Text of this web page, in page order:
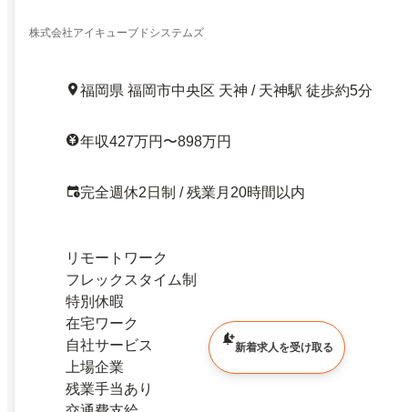
株式会社アイキューブドシステムズ
福岡県 福岡市中央区 天神 / 天神駅 徒歩約5分
年収427万円〜898万円
完全週休2日制 / 残業月20時間以内
リモートワーク
フレックスタイム制
特別休暇
在宅ワーク
自社サービス
上場企業
残業手当あり
新着求人を受け取る